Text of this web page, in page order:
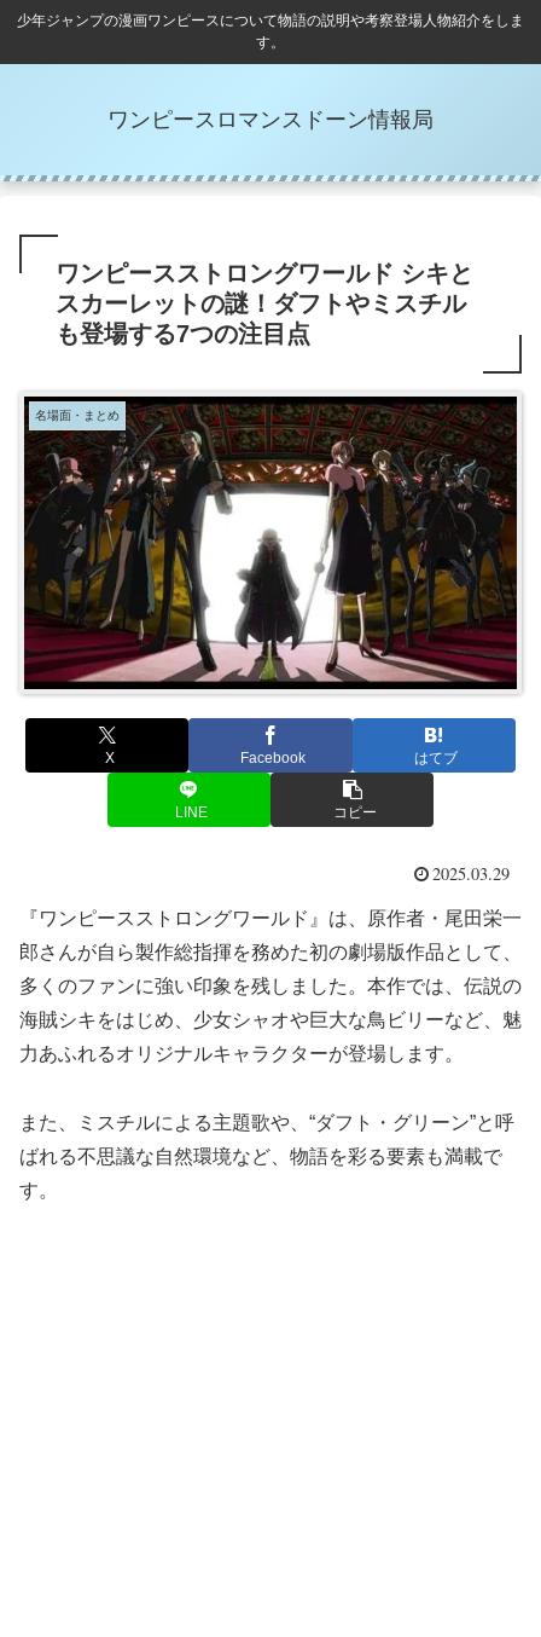
少年ジャンプの漫画ワンピースについて物語の説明や考察登場人物紹介をしま
す。
ワンピースロマンスドーン情報局
ワンピースストロングワールド シキと
スカーレットの謎！ダフトやミスチル
も登場する7つの注目点
名場面・まとめ
X Facebook はてブ
LINE コピー
2025.03.29
『ワンピースストロングワールド』は、原作者・尾田栄一
郎さんが自ら製作総指揮を務めた初の劇場版作品として、
多くのファンに強い印象を残しました。本作では、伝説の
海賊シキをはじめ、少女シャオや巨大な鳥ビリーなど、魅
力あふれるオリジナルキャラクターが登場します。
また、ミスチルによる主題歌や、“ダフト・グリーン”と呼
ばれる不思議な自然環境など、物語を彩る要素も満載で
す。